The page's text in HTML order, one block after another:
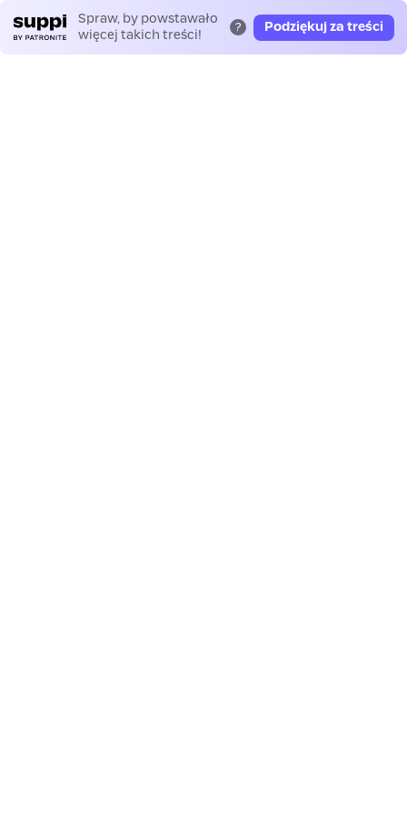
Spraw, by powstawało
więcej takich treści!
? Podziękuj za treści